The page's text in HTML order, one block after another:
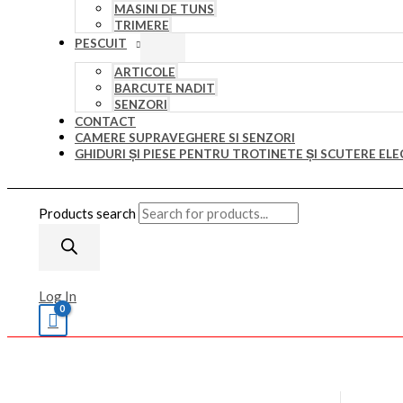
MASINI DE TUNS
TRIMERE
PESCUIT
ARTICOLE
BARCUTE NADIT
SENZORI
CONTACT
CAMERE SUPRAVEGHERE SI SENZORI
GHIDURI ȘI PIESE PENTRU TROTINETE ȘI SCUTERE
Products search
Log In